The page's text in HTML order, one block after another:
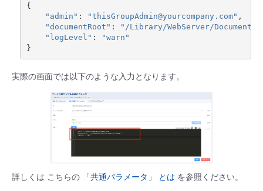
{
"admin" : "thisGroupAdmin@yourcompany.com" ,
"documentRoot" :
"/Library/WebServer/
"logLevel" :
"warn"
}
実際の画面では以下のような入力となります。
詳しくは こちらの 「共通パラメータ」 とは を参照ください。